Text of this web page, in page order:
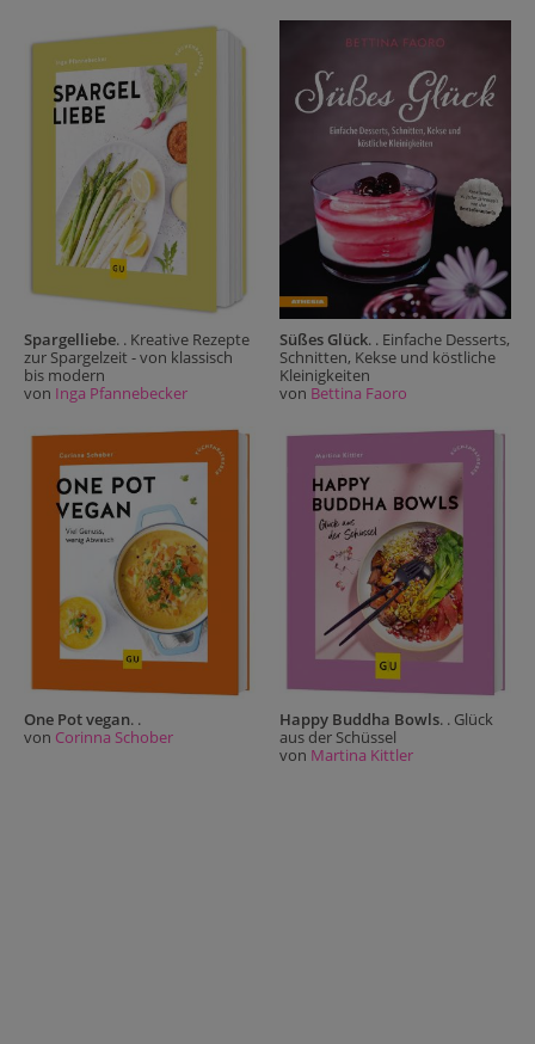
Spargelliebe. . Kreative Rezepte
zur Spargelzeit - von klassisch
bis modern
von Inga Pfannebecker
Süßes Glück. . Einfache Desserts,
Schnitten, Kekse und köstliche
Kleinigkeiten
von Bettina Faoro
One Pot vegan. .
von Corinna Schober
Happy Buddha Bowls. . Glück
aus der Schüssel
von Martina Kittler